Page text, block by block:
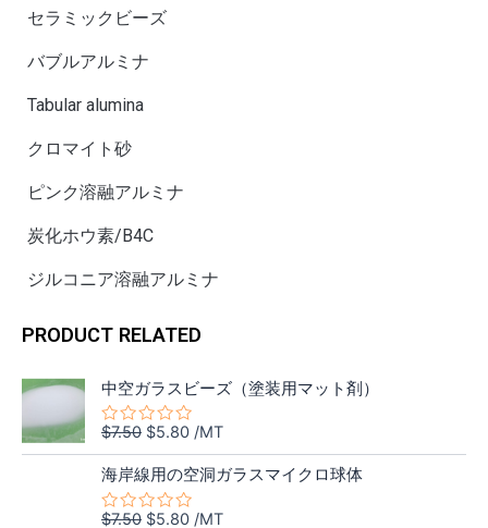
セラミックビーズ
バブルアルミナ
Tabular alumina
クロマイト砂
ピンク溶融アルミナ
炭化ホウ素/B4C
ジルコニア溶融アルミナ
PRODUCT RELATED
中空ガラスビーズ（塗装用マット剤）
5
段
階
中
0
の
$7.50
元
の
価
格
は
$7.50
で
$5.80
現
在
の
価
格
は
$5.80
/MT
海岸線用の空洞ガラスマイクロ球体
5
$7.50
元
の
価
$5.80
現
在
の
/MT